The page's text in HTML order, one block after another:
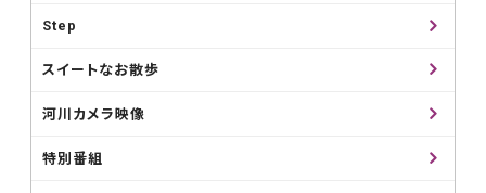
Step
スイートなお散歩
河川カメラ映像
特別番組